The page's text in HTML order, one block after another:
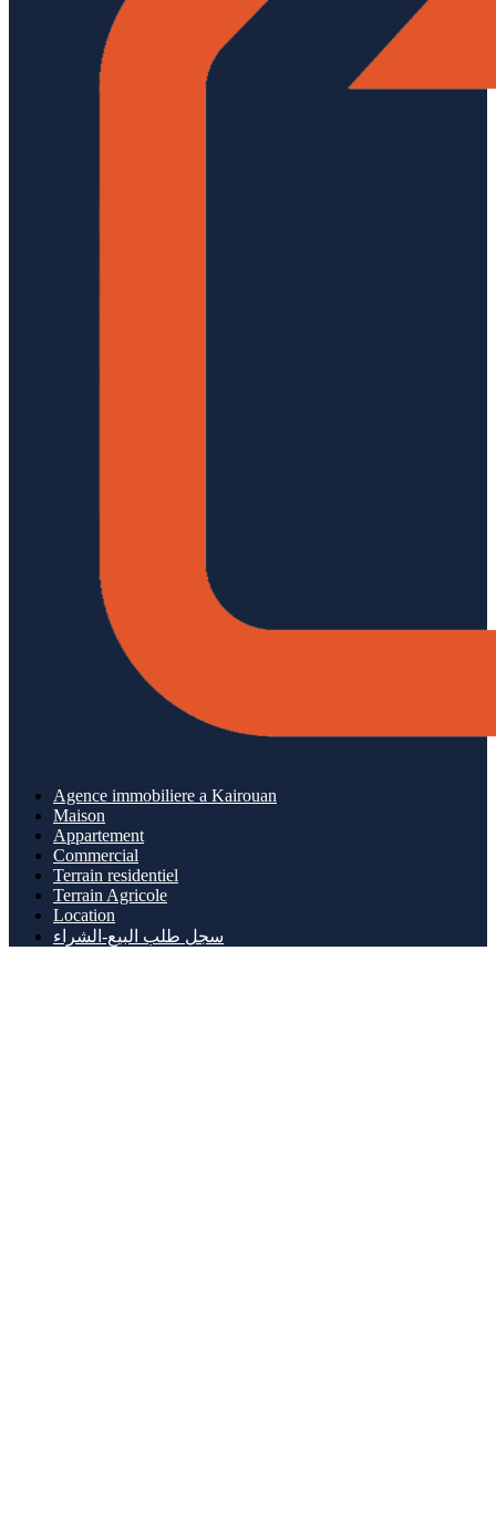
Agence immobiliere a Kairouan
Maison
Appartement
Commercial
Terrain residentiel
Terrain Agricole
Location
سجل طلب البيع-الشراء